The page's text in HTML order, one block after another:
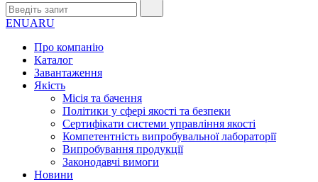
ENUARU
Про компанію
Каталог
Завантаження
Якість
Місія та бачення
Політики у сфері якості та безпеки
Сертифікати системи управління якості
Компетентність випробувальної лабораторії
Випробування продукції
Законодавчі вимоги
Новини